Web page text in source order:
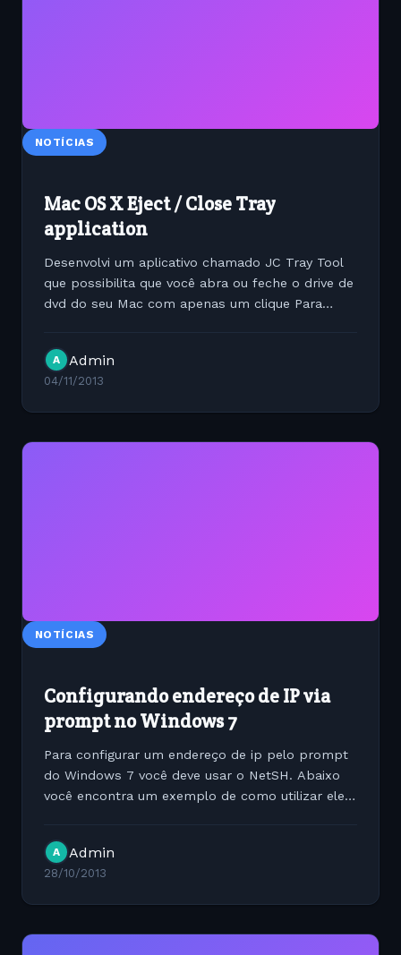
NOTÍCIAS
Mac OS X Eject / Close Tray
application
Desenvolvi um aplicativo chamado JC Tray Tool
que possibilita que você abra ou feche o drive de
dvd do seu Mac com apenas um clique Para
A Admin
04/11/2013
NOTÍCIAS
Configurando endereço de IP via
prompt no Windows 7
Para configurar um endereço de ip pelo prompt
do Windows 7 você deve usar o NetSH. Abaixo
você encontra um exemplo de como utilizar ele
Connection" static...
A Admin
28/10/2013